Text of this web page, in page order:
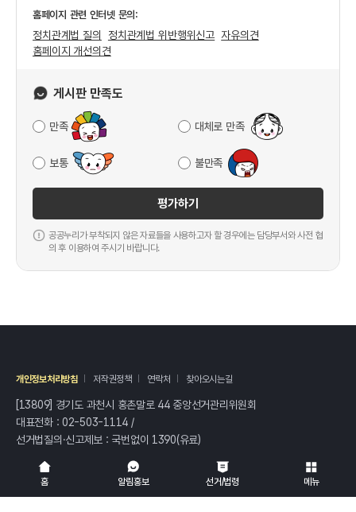
홈 알림홍보 선거/법령 메뉴
홈페이지 관련 인터넷 문의:
정치관계법 질의 정치관계법 위반행위신고 자유의견
홈페이지 개선의견
게시판 만족도
만족 대체로 만족
보통 불만족
평가하기
공공누리가 부착되지 않은 자료들을 사용하고자 할 경우에는 담당부서와 사전 협
의 후 이용하여 주시기 바랍니다.
개인정보처리방침 저작권정책 연락처 찾아오시는길
[13809] 경기도 과천시 홍촌말로 44 중앙선거관리위원회
대표전화 :02-503-1114/
선거법질의·신고제보 : 국번없이 1390(유료)